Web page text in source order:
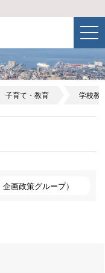
子育て・教育 学校教
企画政策グループ）